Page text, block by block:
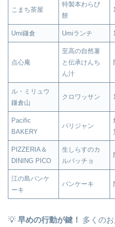
こまち茶屋
特製本わらび
餅
Umi鎌倉 Umiランチ
点心庵
至高の自然薯
と伝承けんち
ん汁
ル・ミリュウ
鎌倉山
クロワッサン
Pacific
BAKERY
パリジャン
PIZZERIA＆
DINING PICO
生しらすのカ
ルパッチョ
江の島パンケ
ーキ
パンケーキ
💡 早めの行動が鍵！
多くの